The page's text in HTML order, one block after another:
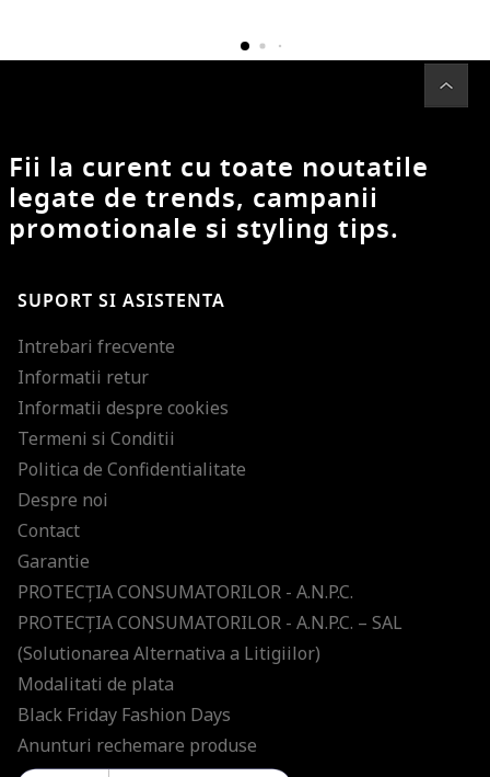
Fii la curent cu toate noutatile
legate de trends, campanii
promotionale si styling tips.
SUPORT SI ASISTENTA
Intrebari frecvente
Informatii retur
Informatii despre cookies
Termeni si Conditii
Politica de Confidentialitate
Despre noi
Contact
Garantie
PROTECŢIA CONSUMATORILOR - A.N.P.C.
PROTECŢIA CONSUMATORILOR - A.N.P.C. – SAL
(Solutionarea Alternativa a Litigiilor)
Modalitati de plata
Black Friday Fashion Days
Anunturi rechemare produse